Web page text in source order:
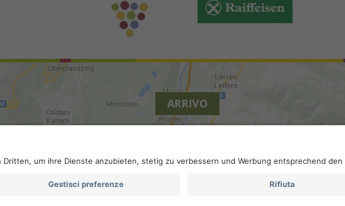
ARRIVO
Privacy Accessibilità Partita IVA IT